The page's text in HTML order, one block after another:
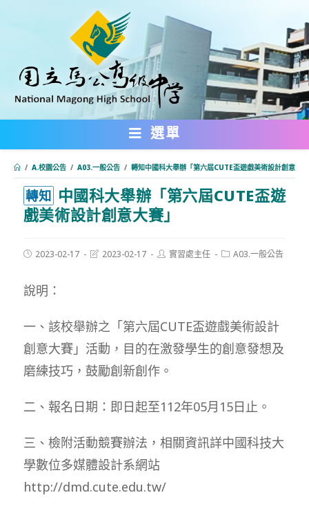
內
選單
/ A.校園公告 / A03.一般公告 / 轉知中國科大舉辦「第六屆CUTE盃遊戲美術設計創意大
轉知 中國科大舉辦「第六屆CUTE盃遊
戲美術設計創意大賽」
Post2023-02-17
Post2023-02-17
Post實習處主任
PostA03.一般公告
說明：
一、該校舉辦之「第六屆CUTE盃遊戲美術設計
創意大賽」活動，目的在激發學生的創意發想及
磨練技巧，鼓勵創新創作。
二、報名日期：即日起至112年05月15日止。
三、檢附活動競賽辦法，相關資訊詳中國科技大
學數位多媒體設計系網站
http://dmd.cute.edu.tw/